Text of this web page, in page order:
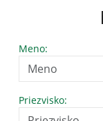
Meno:
Priezvisko: